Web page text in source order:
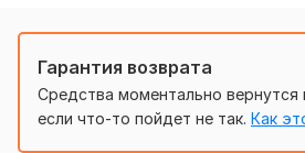
Объём и сроки:
•До 1800 знаков — от 1 дня
•Большие объёмы — по
Гарантия возврата
Средства моментально вернутся
если что-то пойдет не так. Как